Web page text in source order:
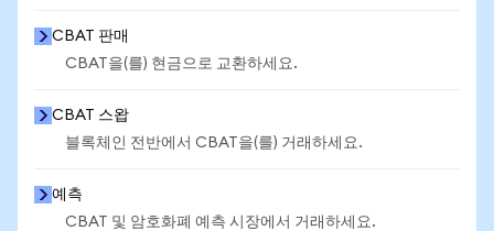
CBAT 판매
CBAT을(를) 현금으로 교환하세요.
CBAT 스왑
블록체인 전반에서 CBAT을(를) 거래하세요.
예측
CBAT 및 암호화폐 예측 시장에서 거래하세요.